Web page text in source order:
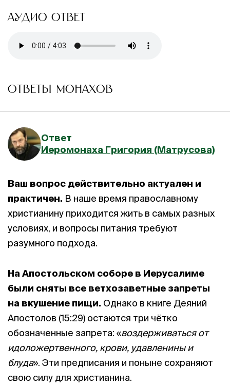
АУДИО ОТВЕТ
ОТВЕТЫ МОНАХОВ
Ответ
Иеромонаха Григория (Матрусова)
Ваш вопрос действительно актуален и
практичен. В наше время православному
христианину приходится жить в самых разных
условиях, и вопросы питания требуют
разумного подхода.
На Апостольском соборе в Иерусалиме
были сняты все ветхозаветные запреты
на вкушение пищи. Однако в книге Деяний
Апостолов (15:29) остаются три чётко
обозначенные запрета: «воздерживаться от
идоложертвенного, крови, удавленины и
блуда». Эти предписания и поныне сохраняют
свою силу для христианина.